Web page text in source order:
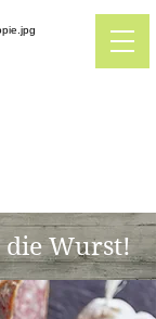
die Wurst!